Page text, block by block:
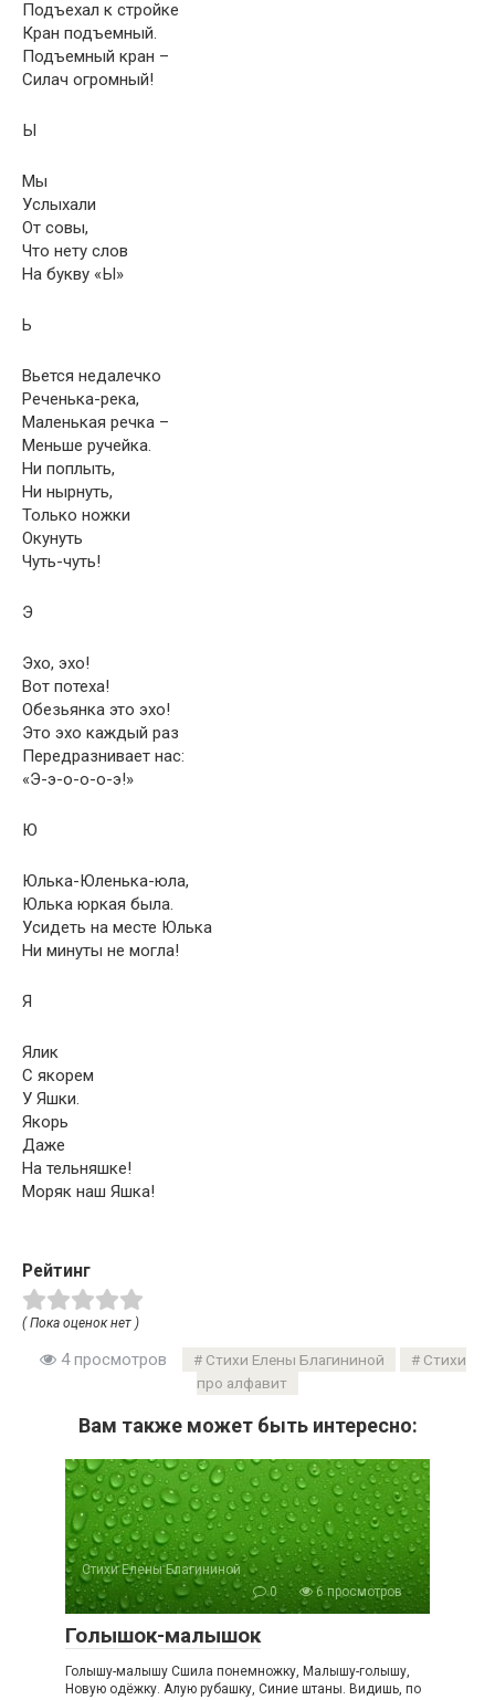
Подъехал к стройке
Кран подъемный.
Подъемный кран –
Силач огромный!
Ы
Мы
Услыхали
От совы,
Что нету слов
На букву «Ы»
Ь
Вьется недалечко
Реченька-река,
Маленькая речка –
Меньше ручейка.
Ни поплыть,
Ни нырнуть,
Только ножки
Окунуть
Чуть-чуть!
Э
Эхо, эхо!
Вот потеха!
Обезьянка это эхо!
Это эхо каждый раз
Передразнивает нас:
«Э-э-о-о-о-э!»
Ю
Юлька-Юленька-юла,
Юлька юркая была.
Усидеть на месте Юлька
Ни минуты не могла!
Я
Ялик
С якорем
У Яшки.
Якорь
Даже
На тельняшке!
Моряк наш Яшка!
Рейтинг
( Пока оценок нет )
4 просмотров Стихи Елены Благининой
Стихи
про алфавит
Вам также может быть интересно:
Стихи Елены Благининой
0
6 просмотров
Голышок-малышок
Голышу-малышу Сшила понемножку, Малышу-голышу,
Новую одёжку. Алую рубашку, Синие штаны. Видишь, по